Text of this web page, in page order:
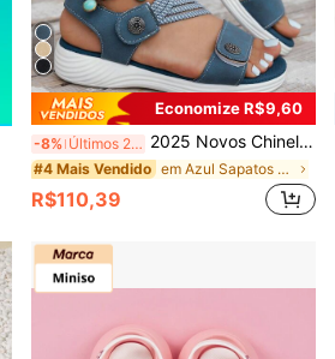
Economize R$9,60
-8% Últimos 2 dias 2025 Novos Chinelos de Praia Personalizados para Mulheres Petite, Sandálias Esportivas Casuais Soltas com Faixa Elástica Respirável e Antiderrapante, Fechamento com , Sandálias para Uso Externo com Sola Macia e Versátil, Sandálias com Sola Grossa Adequadas para Gestantes, Sandálias de Moda Leves e Confortáveis com Biqueira Aberta
#4 Mais Vendido em Azul Sapatos Femininos Outdoor
R$110,39